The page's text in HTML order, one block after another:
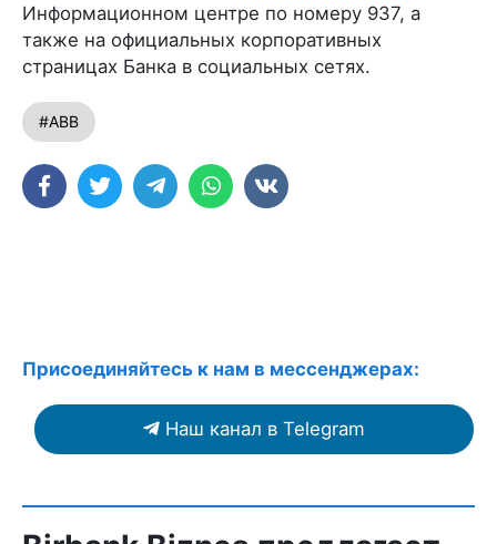
Информационном центре по номеру 937, а
также на официальных корпоративных
страницах Банка в социальных сетях.
#ABB
Присоединяйтесь к нам в мессенджерах:
Наш канал в Telegram